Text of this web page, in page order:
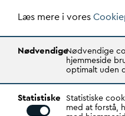
CVR: 29031215
Transparency
A er den
Gennem stærke
D ANVA
andets sag,
Læs mere i vores
NødvendigeNødvendige
hjemmeside
optimalt uden
Statistiske Statistiske
med at forstå,